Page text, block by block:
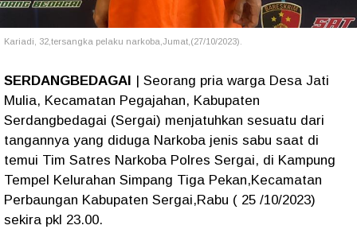
Kariadi, 32,tersangka pelaku narkoba,Jumat,(27/10/2023).
SERDANGBEDAGAI | Seorang pria warga Desa Jati
Mulia, Kecamatan Pegajahan, Kabupaten
Serdangbedagai (Sergai) menjatuhkan sesuatu dari
tangannya yang diduga Narkoba jenis sabu saat di
temui Tim Satres Narkoba Polres Sergai, di Kampung
Tempel Kelurahan Simpang Tiga Pekan,Kecamatan
Perbaungan Kabupaten Sergai,Rabu ( 25 /10/2023)
sekira pkl 23.00.